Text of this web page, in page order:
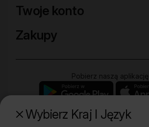
Wybierz Kraj I Język
Twoje konto
Zakupy
Pobierz naszą aplikację
Poznaj naszą drugą markę